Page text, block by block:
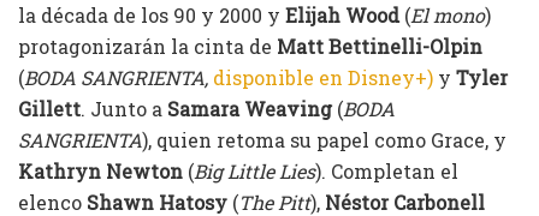
la década de los 90 y 2000 y Elijah Wood(El mono)
protagonizarán la cinta de Matt Bettinelli-Olpin
(BODA SANGRIENTA, disponible en Disney+) y Tyler
Gillett. Junto a Samara Weaving(BODA
SANGRIENTA), quien retoma su papel como Grace, y
Kathryn Newton (Big Little Lies). Completan el
elenco Shawn Hatosy (The Pitt), Néstor Carbonell